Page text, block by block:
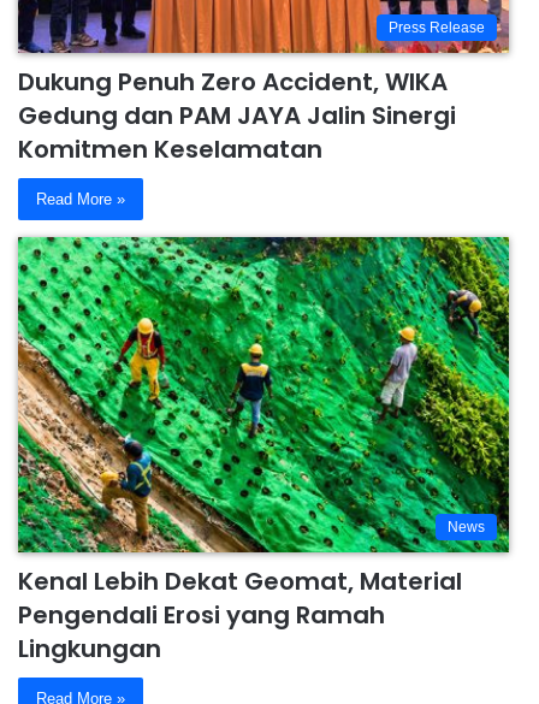
Press Release
Dukung Penuh Zero Accident, WIKA
Gedung dan PAM JAYA Jalin Sinergi
Komitmen Keselamatan
Read More »
News
Kenal Lebih Dekat Geomat, Material
Pengendali Erosi yang Ramah
Lingkungan
Read More »